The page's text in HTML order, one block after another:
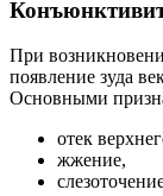
При
появление зуда
Основными
отек
жжение,